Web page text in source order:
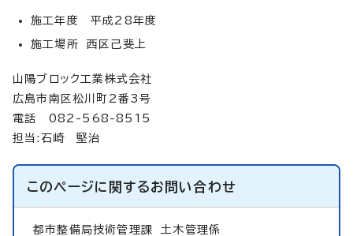
施工年度 平成28年度
施工場所 西区己斐上
山陽ブロック工業株式会社
広島市南区松川町2番3号
電話 082-568-8515
担当:石崎 堅治
このページに関するお問い合わせ
都市整備局技術管理課土木管理係